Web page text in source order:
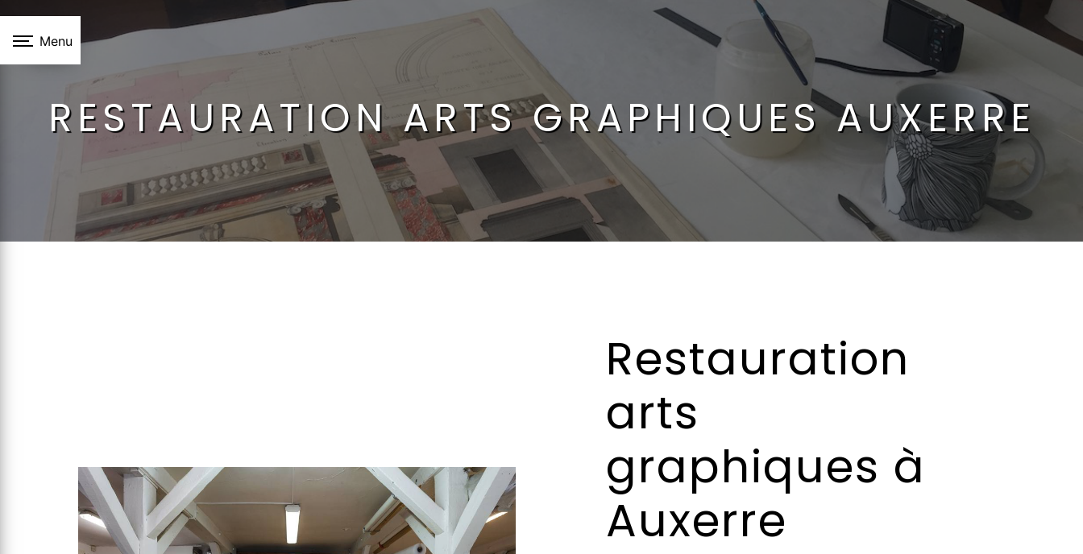
Menu
RESTAURATION ARTS GRAPHIQUES AUXERRE
Restauration
arts
graphiques à
Auxerre